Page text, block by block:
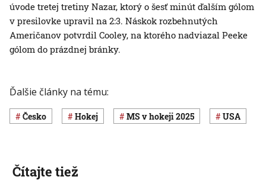
úvode tretej tretiny Nazar, ktorý o šesť minút ďalším gólom
v presilovke upravil na 2:3. Náskok rozbehnutých
Američanov potvrdil Cooley, na ktorého nadviazal Peeke
gólom do prázdnej bránky.
Ďalšie články na tému:
Česko Hokej MS v hokeji 2025 USA
Čítajte tiež